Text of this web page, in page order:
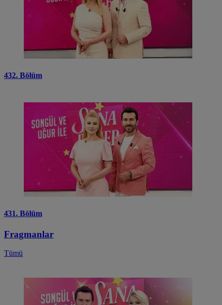
432. Bölüm
431. Bölüm
Fragmanlar
Tümü